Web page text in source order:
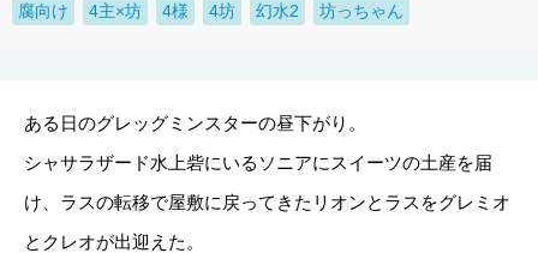
腐向け 4主×坊 4様 4坊 幻水2 坊っちゃん
ある日のグレッグミンスターの昼下がり。
シャサラザード水上砦にいるソニアにスイーツの土産を届
け、ラスの転移で屋敷に戻ってきたリオンとラスをグレミオ
とクレオが出迎えた。